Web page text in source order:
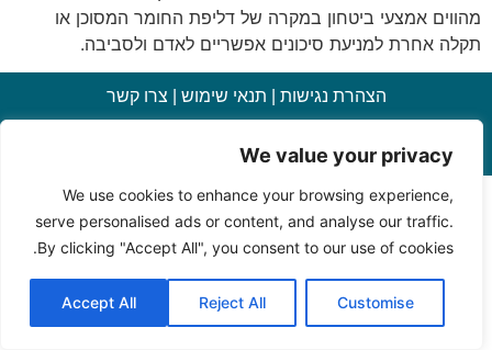
We value your privacy
We use cookies to enhance your browsing experience,
serve personalised ads or content, and analyse our traffic.
By clicking "Accept All", you consent to our use of cookies.
Customise
Reject All
Accept All
מהווים אמצעי ביטחון במקרה של דליפת החומר המסוכן או
תקלה אחרת למניעת סיכונים אפשריים לאדם ולסביבה.
כל הזכויות שמורות למחלקה להוראת המדעים, מכון ויצמן למדע
הצהרת נגישות תנאי שימוש צרו קשר